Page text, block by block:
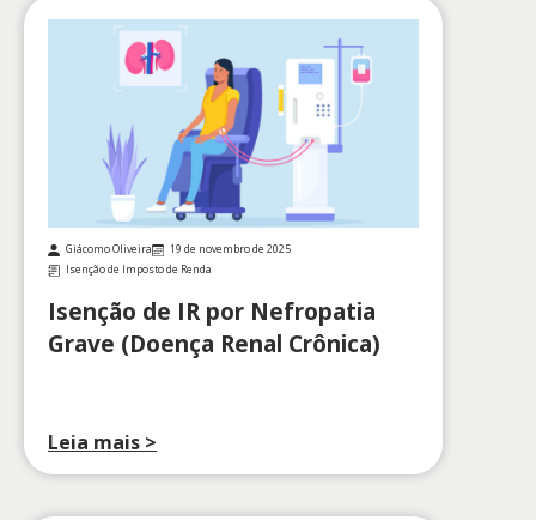
Giácomo Oliveira
19 de novembro de 2025
Isenção de Imposto de Renda
Isenção de IR por Nefropatia
Grave (Doença Renal Crônica)
Leia mais >